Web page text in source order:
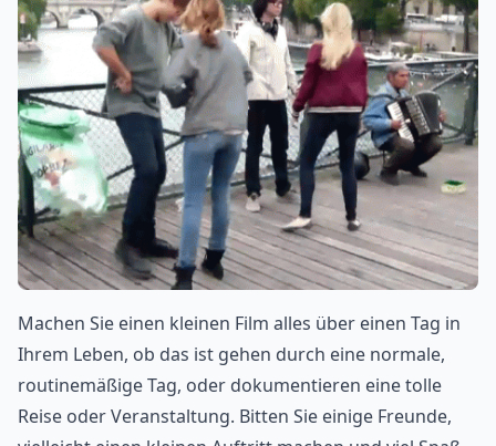
Machen Sie einen kleinen Film alles über einen Tag in
Ihrem Leben, ob das ist gehen durch eine normale,
routinemäßige Tag, oder dokumentieren eine tolle
Reise oder Veranstaltung. Bitten Sie einige Freunde,